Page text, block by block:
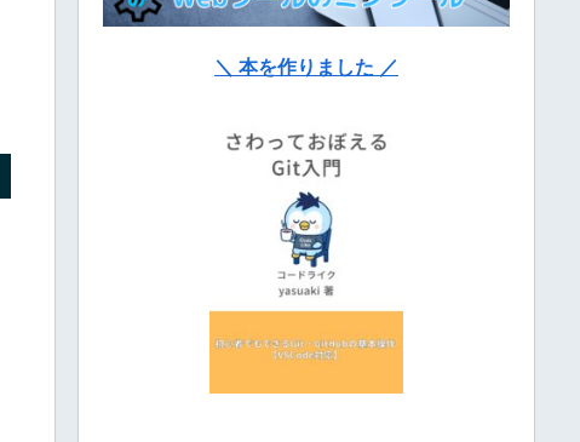
＼ 本を作りました ／